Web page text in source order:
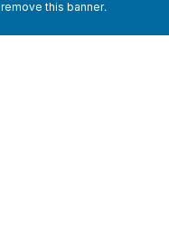
remove this banner.